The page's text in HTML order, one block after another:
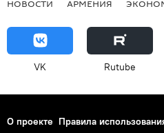
НОВОСТИ АРМЕНИЯ
VK Rutube
О проекте Правила